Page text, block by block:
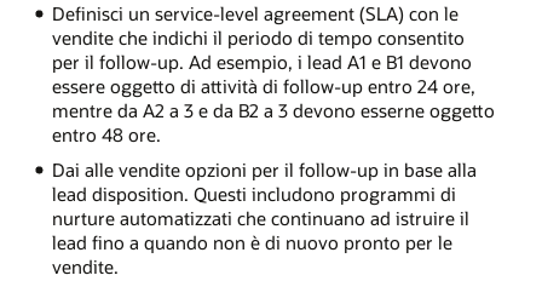
Definisci un service-level agreement (SLA) con le
vendite che indichi il periodo di tempo consentito
per il follow-up. Ad esempio, i lead A1 e B1 devono
essere oggetto di attività di follow-up entro 24 ore,
mentre da A2 a 3 e da B2 a 3 devono esserne oggetto
entro 48 ore.
Dai alle vendite opzioni per il follow-up in base alla
lead disposition. Questi includono programmi di
nurture automatizzati che continuano ad istruire il
lead fino a quando non è di nuovo pronto per le
vendite.